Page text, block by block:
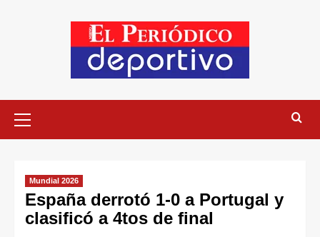
Mundial 2026
España derrotó 1-0 a Portugal y
clasificó a 4tos de final